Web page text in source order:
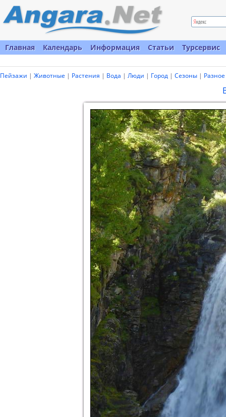
Главная Календарь Информация Статьи Турсервис
Пейзажи | Животные | Растения | Вода | Люди | Город | Сезоны | Разное